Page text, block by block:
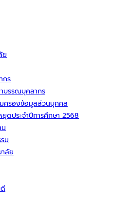
ย
กร
บรรณบุคลากร
ครองข้อมูลส่วนบุคคล
ดประจำปีการศึกษา 2568
ม
ลัย